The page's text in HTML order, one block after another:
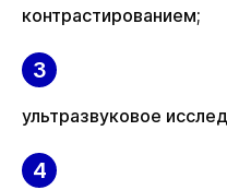
контрастированием;
ультразвуковое